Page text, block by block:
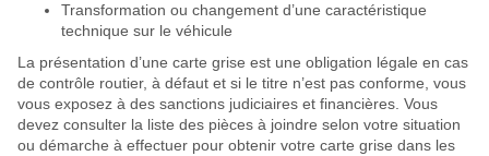
Transformation ou changement d’une caractéristique
technique sur le véhicule
La présentation d’une carte grise est une obligation légale en cas
de contrôle routier, à défaut et si le titre n’est pas conforme, vous
vous exposez à des sanctions judiciaires et financières. Vous
devez consulter la liste des pièces à joindre selon votre situation
ou démarche à effectuer pour obtenir votre carte grise dans les